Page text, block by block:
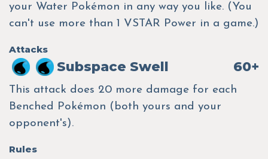
your Water Pokémon in any way you like. (You
can't use more than 1 VSTAR Power in a game.)
Attacks
Subspace Swell 60+
This attack does 20 more damage for each
Benched Pokémon (both yours and your
opponent's).
Rules